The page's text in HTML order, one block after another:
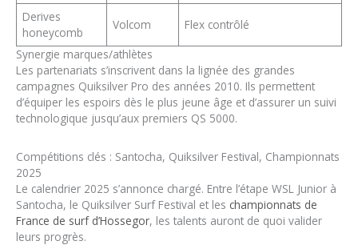
Derives
honeycomb
Volcom
Flex contrôlé
Synergie marques/athlètes
Les partenariats s’inscrivent dans la lignée des grandes
campagnes Quiksilver Pro des années 2010. Ils permettent
d’équiper les espoirs dès le plus jeune âge et d’assurer un suivi
technologique jusqu’aux premiers QS 5000.
Compétitions clés : Santocha, Quiksilver Festival, Championnats
2025
Le calendrier 2025 s’annonce chargé. Entre l’étape WSL Junior à
Santocha, le Quiksilver Surf Festival et les championnats de
France de surf d’Hossegor, les talents auront de quoi valider
leurs progrès.